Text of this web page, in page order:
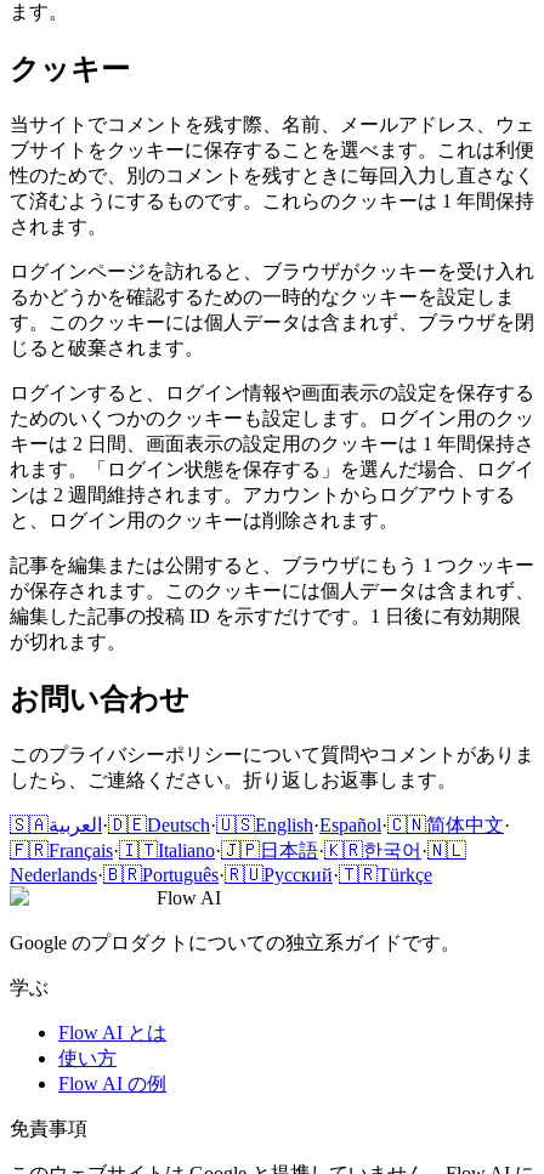
ます。
クッキー
当サイトでコメントを残す際、名前、メールアドレス、ウェ
ブサイトをクッキーに保存することを選べます。これは利便
性のためで、別のコメントを残すときに毎回入力し直さなく
て済むようにするものです。これらのクッキーは 1 年間保持
されます。
ログインページを訪れると、ブラウザがクッキーを受け入れ
るかどうかを確認するための一時的なクッキーを設定しま
す。このクッキーには個人データは含まれず、ブラウザを閉
じると破棄されます。
ログインすると、ログイン情報や画面表示の設定を保存する
ためのいくつかのクッキーも設定します。ログイン用のクッ
キーは 2 日間、画面表示の設定用のクッキーは 1 年間保持さ
れます。「ログイン状態を保存する」を選んだ場合、ログイ
ンは 2 週間維持されます。アカウントからログアウトする
と、ログイン用のクッキーは削除されます。
記事を編集または公開すると、ブラウザにもう 1 つクッキー
が保存されます。このクッキーには個人データは含まれず、
編集した記事の投稿 ID を示すだけです。1 日後に有効期限
が切れます。
お問い合わせ
このプライバシーポリシーについて質問やコメントがありま
したら、ご連絡ください。折り返しお返事します。
🇸🇦العربية ·🇩🇪Deutsch·🇺🇸English·Español·🇨🇳简体中文·
🇫🇷Français·🇮🇹Italiano·🇯🇵日本語·🇰🇷한국어 ·🇳🇱
Nederlands·🇧🇷Português·🇷🇺Русский·🇹🇷Türkçe
Flow AI
Google のプロダクトについての独立系ガイドです。
学ぶ
Flow AI とは
使い方
Flow AI の例
免責事項